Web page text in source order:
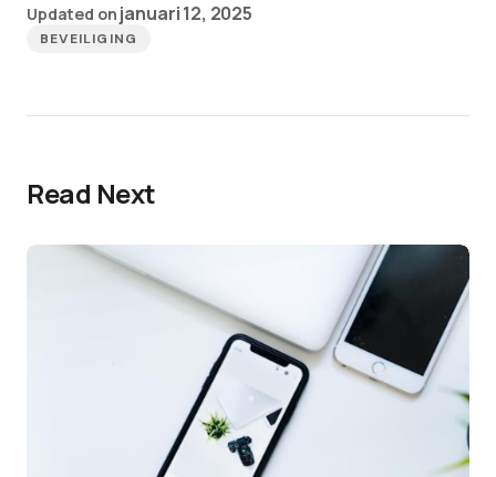
Updated on januari 12, 2025
BEVEILIGING
Read Next